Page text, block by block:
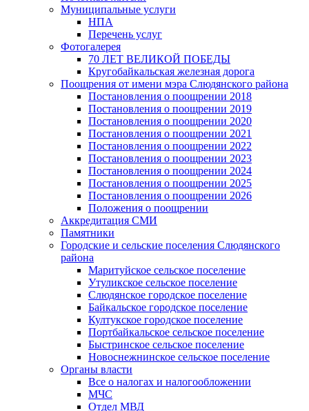
Муниципальные услуги
НПА
Перечень услуг
Фотогалерея
70 ЛЕТ ВЕЛИКОЙ ПОБЕДЫ
Кругобайкальская железная дорога
Поощрения от имени мэра Слюдянского района
Постановления о поощрении 2018
Постановления о поощрении 2019
Постановления о поощрении 2020
Постановления о поощрении 2021
Постановления о поощрении 2022
Постановления о поощрении 2023
Постановления о поощрении 2024
Постановления о поощрении 2025
Постановления о поощрении 2026
Положения о поощрении
Аккредитация СМИ
Памятники
Городские и сельские поселения Слюдянского
района
Маритуйское сельское поселение
Утуликское сельское поселение
Слюдянское городское поселение
Байкальское городское поселение
Култукское городское поселение
Портбайкальское сельское поселение
Быстринское сельское поселение
Новоснежнинское сельское поселение
Органы власти
Все о налогах и налогообложении
МЧС
Отдел МВД